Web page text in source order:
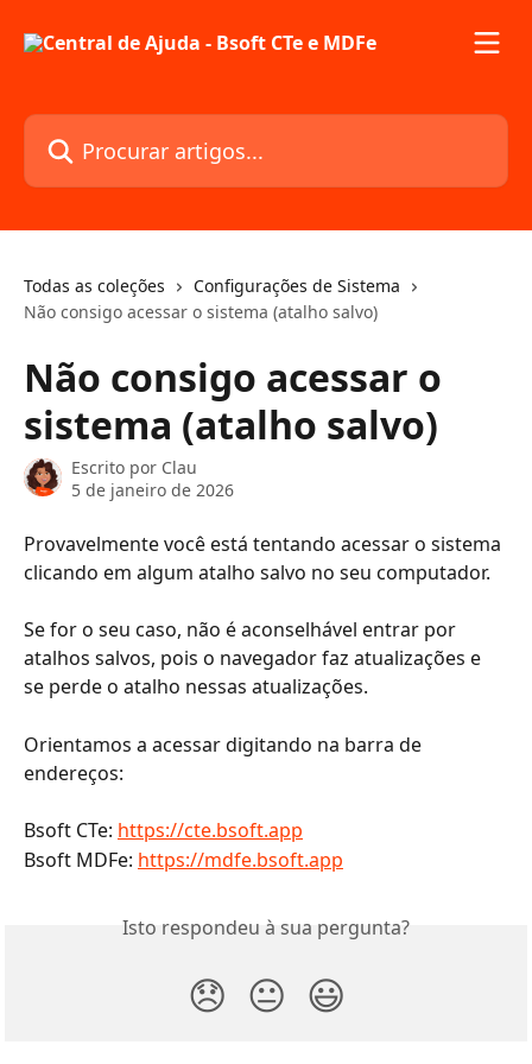
Procurar artigos...
Todas as coleções
Configurações de Sistema
Não consigo acessar o sistema (atalho salvo)
Não consigo acessar o
sistema (atalho salvo)
Escrito por Clau
5 de janeiro de 2026
Provavelmente você está tentando acessar o sistema
clicando em algum atalho salvo no seu computador.
Se for o seu caso, não é aconselhável entrar por
atalhos salvos, pois o navegador faz atualizações e
se perde o atalho nessas atualizações.
Orientamos a acessar digitando na barra de
endereços:
Bsoft CTe: https://cte.bsoft.app
Bsoft MDFe: https://mdfe.bsoft.app
Isto respondeu à sua pergunta?
😞 😐 😃